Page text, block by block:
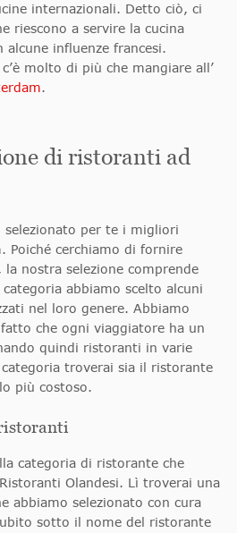
internazionali. Detto ciò, ci
riescono a servire la cucina
alcune influenze francesi.
molto di più che mangiare all’
.
di ristoranti ad
selezionato per te i migliori
Poiché cerchiamo di fornire
nostra selezione comprende
abbiamo scelto alcuni
nel loro genere. Abbiamo
che ogni viaggiatore ha un
quindi ristoranti in varie
troverai sia il ristorante
più costoso.
categoria di ristorante che
Olandesi. Lì troverai una
abbiamo selezionato con cura
sotto il nome del ristorante